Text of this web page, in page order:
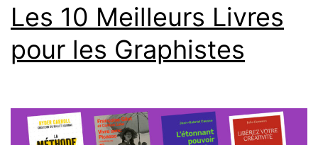
Les 10 Meilleurs Livres
pour les Graphistes